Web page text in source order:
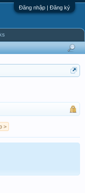
Đăng nhập | Đăng ký
>